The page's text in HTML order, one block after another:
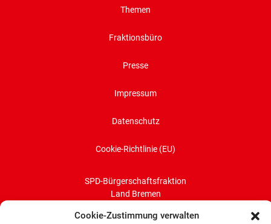
Cookie-Zustimmung verwalten
Themen
Fraktionsbüro
Presse
Impressum
Datenschutz
Cookie-Richtlinie (EU)
SPD-Bürgerschaftsfraktion
Land Bremen
Wachtstraße 27/29